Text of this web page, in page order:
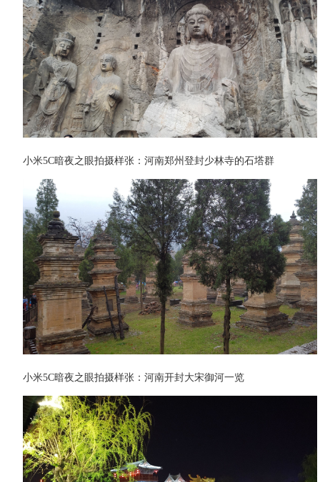
小米5C暗夜之眼拍摄样张：河南郑州登封少林寺的石塔群
小米5C暗夜之眼拍摄样张：河南开封大宋御河一览